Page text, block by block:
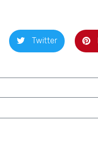
Twitter